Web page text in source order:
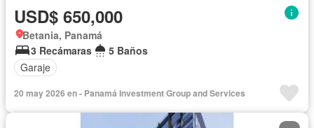
USD$ 650,000
Betania, Panamá
3 Recámaras
5 Baños
Garaje
20 may 2026 en - Panamá Investment Group and Services